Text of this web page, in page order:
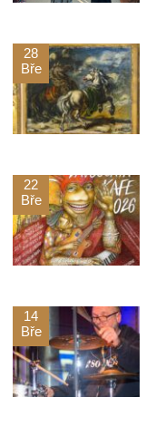
28
Bře
22
Bře
14
Bře